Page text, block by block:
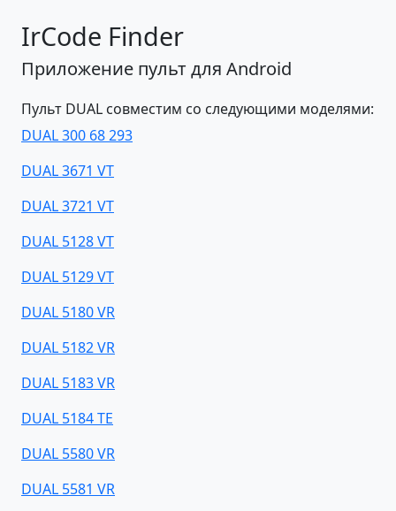
IrCode Finder
Приложение пульт для Android
Пульт DUAL совместим со следующими моделями:
DUAL 300 68 293
DUAL 3671 VT
DUAL 3721 VT
DUAL 5128 VT
DUAL 5129 VT
DUAL 5180 VR
DUAL 5182 VR
DUAL 5183 VR
DUAL 5184 TE
DUAL 5580 VR
DUAL 5581 VR